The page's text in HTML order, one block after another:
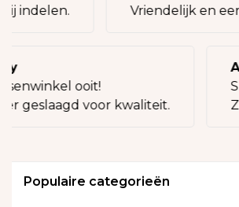
indelen.
Vriendelijk en
ooit!
geslaagd voor kwaliteit.
Populaire categorieën